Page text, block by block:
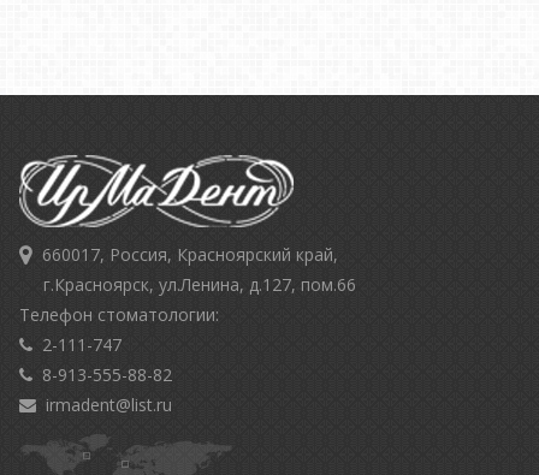
660017, Россия, Красноярский край,
г.Красноярск, ул.Ленина, д.127, пом.66
Телефон стоматологии:
2-111-747
8-913-555-88-82
irmadent@list.ru